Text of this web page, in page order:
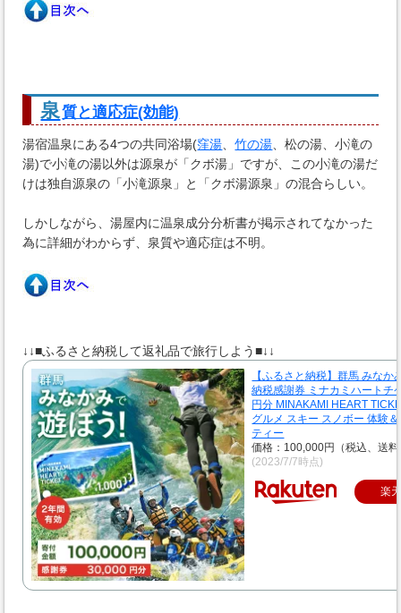
泉質と適応症(効能)
湯宿温泉にある4つの共同浴場(窪湯 、竹の湯 、松の湯、小滝の
湯)で小滝の湯以外は源泉が「クボ湯」ですが、この小滝の湯だ
けは独自源泉の「小滝源泉」と「クボ湯源泉」の混合らしい。
しかしながら、湯屋内に温泉成分分析書が掲示されてなかった
為に詳細がわからず、泉質や適応症は不明。
↓↓■ふるさと納税して返礼品で旅行しよう■↓↓
【ふるさと納税】群馬 みなか
納税感謝券 ミナカミハートチ
円分 MINAKAMI HEART
グルメ スキー スノボー 体験
ティー
価格：100,000円（税込、送
(2023/7/7時点)
楽